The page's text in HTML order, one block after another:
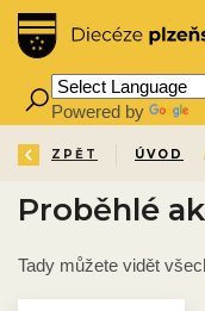
Powered by
ZPĚT ÚVOD
Proběhlé
Tady můžete vidět